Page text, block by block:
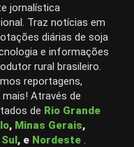
jornalística
Traz notícias em
diárias de soja
e informações
rural brasileiro.
reportagens,
Através de
de Rio Grande
, Minas Gerais,
, e Nordeste .